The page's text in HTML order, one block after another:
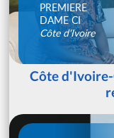
PREMIERE
DAME CI
Côte d'Ivoire
Côte